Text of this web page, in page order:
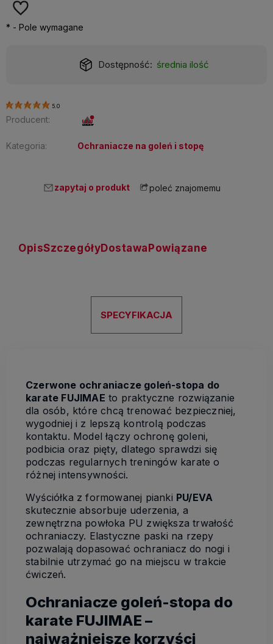
* - Pole wymagane
Dostępność: średnia ilość
5.0
Producent:
Kategoria: Ochraniacze na goleń i stopę
zapytaj o produkt poleć znajomemu
OpisSzczegółyDostawa Powiązane
SPECYFIKACJA
Czerwone ochraniacze goleń-stopa do
karate FUJIMAE to praktyczne rozwiązanie
dla osób, które chcą trenować bezpieczniej,
wygodniej i z lepszą kontrolą podczas
kontaktu. Model łączy ochronę goleni,
podbicia oraz pięty, dlatego sprawdzi się
podczas regularnych treningów karate o
różnej intensywności.
Wyściółka z formowanej pianki PU/EVA
skutecznie absorbuje uderzenia, a
zewnętrzna powłoka PU zwiększa trwałość
ochraniaczy. Elastyczne paski na rzepy
pozwalają dopasować ochraniacz do nogi i
stabilnie utrzymać go na miejscu w trakcie
ćwiczeń.
Ochraniacze goleń-stopa do
karate FUJIMAE –
najważniejsze korzyści